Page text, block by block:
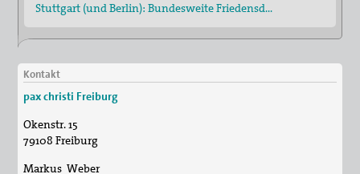
Stuttgart (und Berlin): Bundesweite Friedensd…
Kontakt
pax christi Freiburg
Okenstr. 15
79108 Freiburg
Markus Weber